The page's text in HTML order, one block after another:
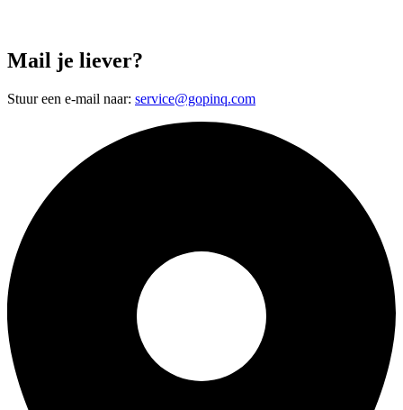
Mail je liever?
Stuur een e-mail naar: service@gopinq.com